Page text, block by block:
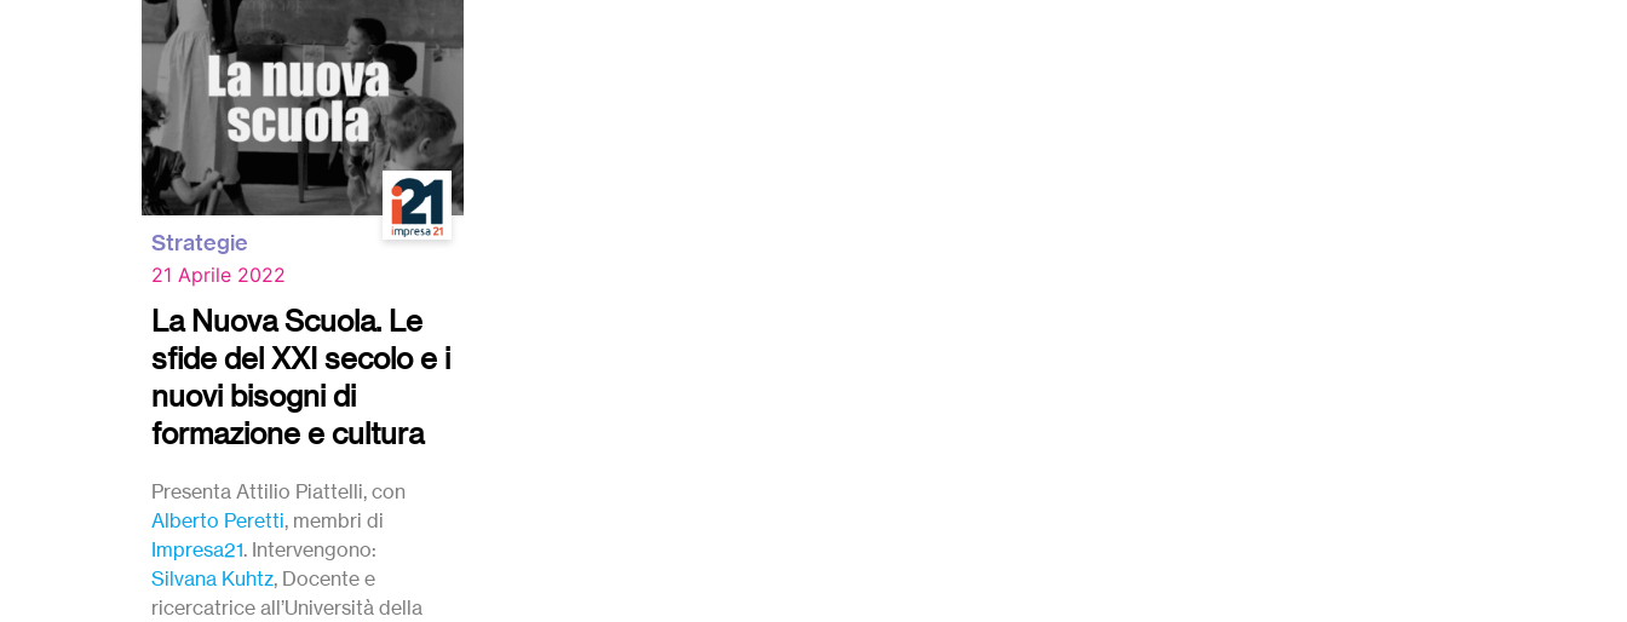
Strategie
21 Aprile 2022
La Nuova Scuola. Le
sfide del XXI secolo e i
nuovi bisogni di
formazione e cultura
Presenta Attilio Piattelli, con
Alberto Peretti, membri di
Impresa21. Intervengono:
Silvana Kuhtz, Docente e
ricercatrice all’Università della